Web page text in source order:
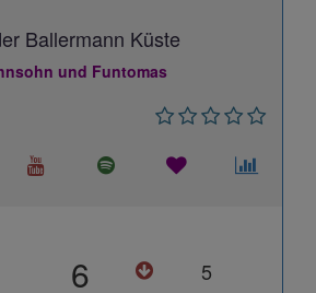
Ballermann Küste
und Funtomas
6 5